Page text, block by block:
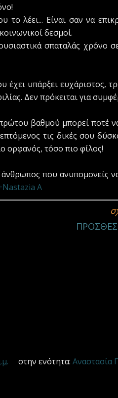
το λέει... Είναι σαν να
δεσμοί.
σπαταλάς χρόνο
έχει υπάρξει ευχάριστος,
Δεν πρόκειται για
βαθμού μπορεί ποτέ
τις δικές σου
ορφανός, τόσο πιο φίλος!
που ανυπομονείς
A
στην ενότητα: Αναστασία